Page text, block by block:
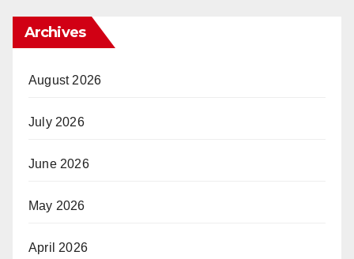
Archives
August 2026
July 2026
June 2026
May 2026
April 2026